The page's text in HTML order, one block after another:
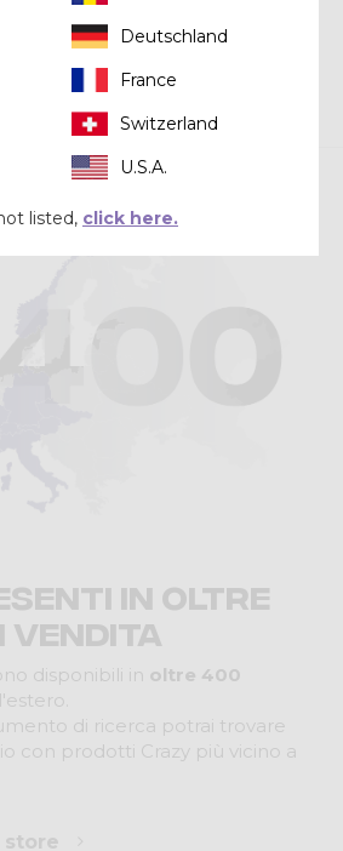
all’ecommerce
in oltre
vendita
disponibili in oltre 400
di ricerca potrai trovare
con prodotti Crazy più vicino a
Deutschland
France
Switzerland
U.S.A.
listed, click here.